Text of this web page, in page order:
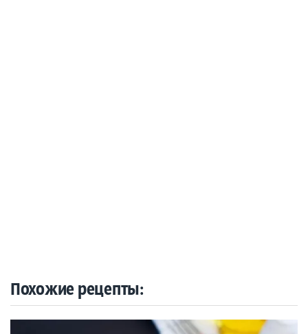
Похожие рецепты: